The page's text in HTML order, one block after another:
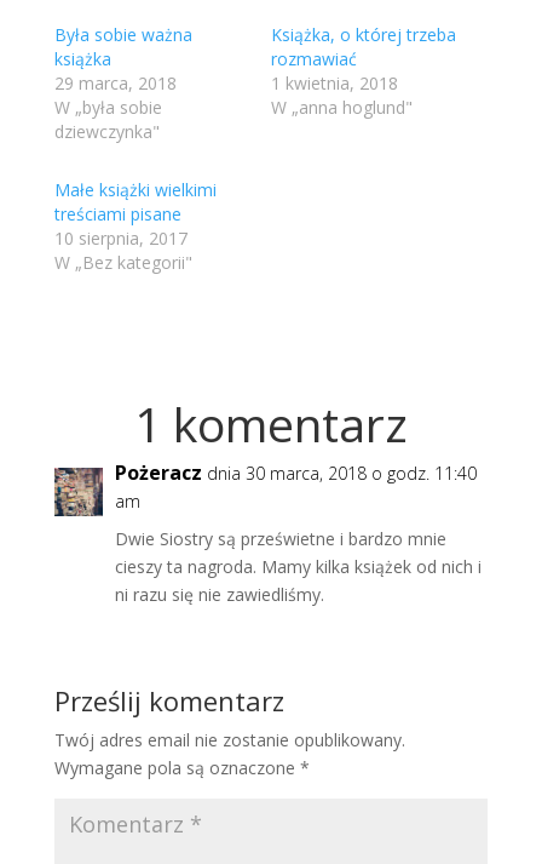
Była sobie ważna
książka
29 marca, 2018
W „była sobie
dziewczynka"
Książka, o której trzeba
rozmawiać
1 kwietnia, 2018
W „anna hoglund"
Małe książki wielkimi
treściami pisane
10 sierpnia, 2017
W „Bez kategorii"
1 komentarz
Pożeracz dnia 30 marca, 2018 o godz. 11:40
am
Dwie Siostry są prześwietne i bardzo mnie
cieszy ta nagroda. Mamy kilka książek od nich i
ni razu się nie zawiedliśmy.
Prześlij komentarz
Twój adres email nie zostanie opublikowany.
Wymagane pola są oznaczone *